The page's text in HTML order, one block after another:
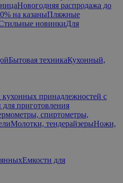
Новогодняя распродажа до
на казаныПляжные
новинкиДля
Бытовая техникаКухонный,
принадлежностей с
приготовления
спиртометры,
Молотки, тендерайзерыНожи,
Емкости для